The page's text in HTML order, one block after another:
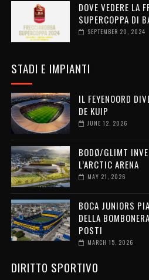
DOVE VEDERE LA
SUPERCOPPA DI
SEPTEMBER 20, 2024
STADI E IMPIANTI
IL FEYENOORD
DE KUIP
JUNE 12, 2026
BODØ/GLIMT
L’ARCTIC ARENA
MAY 21, 2026
BOCA JUNIORS
DELLA
POSTI
MARCH 15, 2026
DIRITTO SPORTIVO